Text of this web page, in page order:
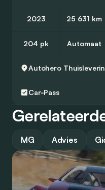
2023 25 631 km
204 pk Automaat
Autohero
Car-Pass
MG Advies